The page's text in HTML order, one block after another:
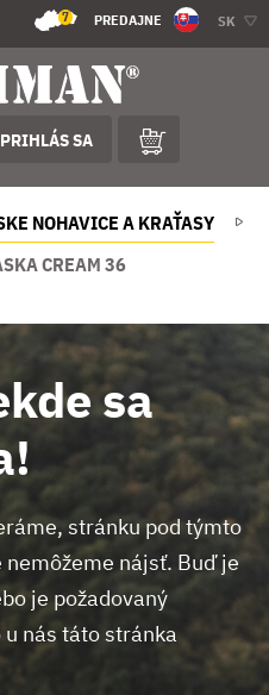
7 PREDAJNE SK
PRIHLÁS SA
NOHAVICE A KRAŤASY
CREAM 36
sa
stránku pod týmto
nemôžeme nájsť. Buď je
je požadovaný
nás táto stránka